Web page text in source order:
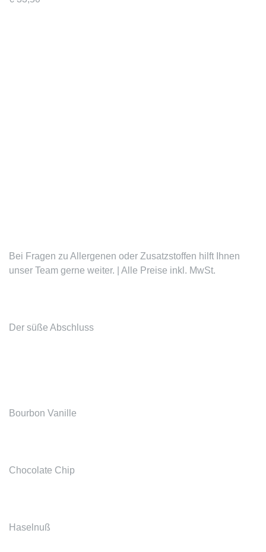
Bei Fragen zu Allergenen oder Zusatzstoffen hilft Ihnen
unser Team gerne weiter. | Alle Preise inkl. MwSt.
Der süße Abschluss
Bourbon Vanille
Chocolate Chip
Haselnuß